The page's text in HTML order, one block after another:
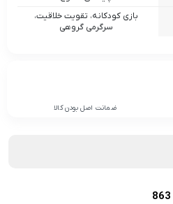
بازی کودکانه، تقویت خلاقیت،
سرگرمی گروهی
ضمانت اصل بودن کالا